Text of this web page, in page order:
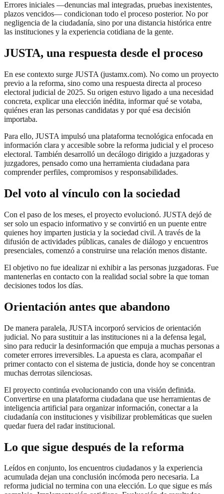
Errores iniciales —denuncias mal integradas, pruebas inexistentes,
plazos vencidos— condicionan todo el proceso posterior. No por
negligencia de la ciudadanía, sino por una distancia histórica entre
las instituciones y la experiencia cotidiana de la gente.
JUSTA, una respuesta desde el proceso
En ese contexto surge JUSTA (justamx.com). No como un proyecto
previo a la reforma, sino como una respuesta directa al proceso
electoral judicial de 2025. Su origen estuvo ligado a una necesidad
concreta, explicar una elección inédita, informar qué se votaba,
quiénes eran las personas candidatas y por qué esa decisión
importaba.
Para ello, JUSTA impulsó una plataforma tecnológica enfocada en
información clara y accesible sobre la reforma judicial y el proceso
electoral. También desarrolló un decálogo dirigido a juzgadoras y
juzgadores, pensado como una herramienta ciudadana para
comprender perfiles, compromisos y responsabilidades.
Del voto al vínculo con la sociedad
Con el paso de los meses, el proyecto evolucionó. JUSTA dejó de
ser solo un espacio informativo y se convirtió en un puente entre
quienes hoy imparten justicia y la sociedad civil. A través de la
difusión de actividades públicas, canales de diálogo y encuentros
presenciales, comenzó a construirse una relación menos distante.
El objetivo no fue idealizar ni exhibir a las personas juzgadoras. Fue
mantenerlas en contacto con la realidad social sobre la que toman
decisiones todos los días.
Orientación antes que abandono
De manera paralela, JUSTA incorporó servicios de orientación
judicial. No para sustituir a las instituciones ni a la defensa legal,
sino para reducir la desinformación que empuja a muchas personas a
cometer errores irreversibles. La apuesta es clara, acompañar el
primer contacto con el sistema de justicia, donde hoy se concentran
muchas derrotas silenciosas.
El proyecto continúa evolucionando con una visión definida.
Convertirse en una plataforma ciudadana que use herramientas de
inteligencia artificial para organizar información, conectar a la
ciudadanía con instituciones y visibilizar problemáticas que suelen
quedar fuera del radar institucional.
Lo que sigue después de la reforma
Leídos en conjunto, los encuentros ciudadanos y la experiencia
acumulada dejan una conclusión incómoda pero necesaria. La
reforma judicial no termina con una elección. Lo que sigue es más